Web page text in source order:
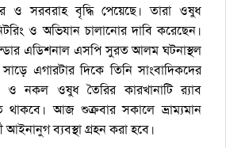
ও সরবরাহ বৃদ্ধি পেয়েছে। তারা ওষুধ
ও অভিযান চালানোর দাবি করেছেন।
এডিশনাল এসপি সুরত আলম ঘটনাস্থল
এগারটার দিকে তিনি সাংবাদিকদের
ও নকল ওষুধ তৈরির কারখানাটি র‌্যাব
থাকবে। আজ শুক্রবার সকালে ভ্রাম্যমান
ব্যবস্থা গ্রহন করা হবে।